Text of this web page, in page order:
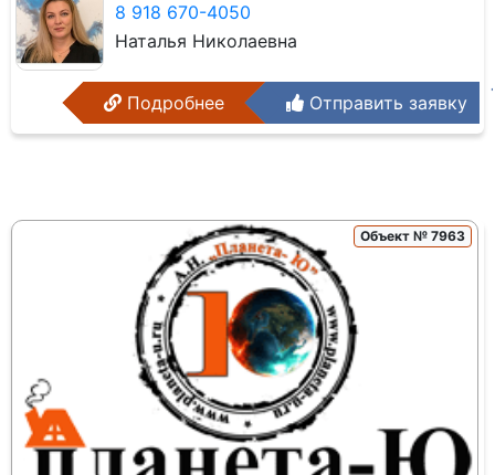
8 918 670-4050
Наталья Николаевна
Подробнее Отправить заявку
Объект № 7963